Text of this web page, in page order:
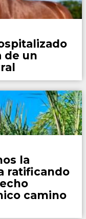
de un
la
ratificando
camino